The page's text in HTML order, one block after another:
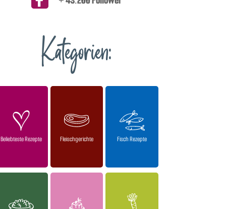
Kategorien:
Beliebteste Rezepte Fleischgerichte Fisch Rezepte